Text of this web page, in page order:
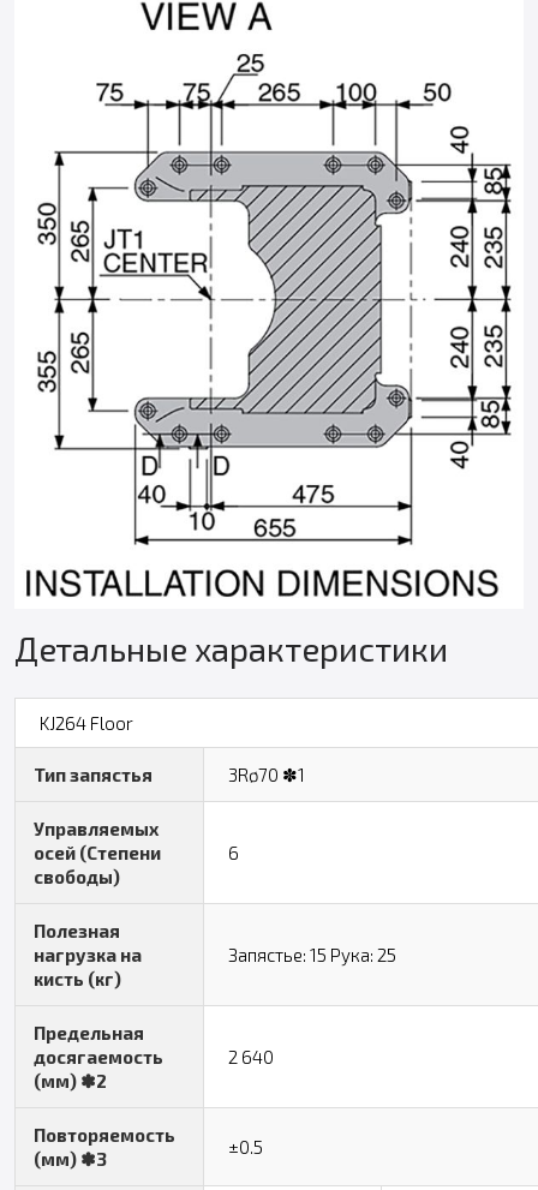
Детальные характеристики
KJ264 Floor
Тип запястья 3Rø70 ✽1
Управляемых
осей (Степени
свободы)
6
Полезная
нагрузка на
кисть (кг)
Запястье: 15 Рука: 25
Предельная
досягаемость
(мм) ✽2
2 640
Повторяемость
(мм) ✽3
±0.5